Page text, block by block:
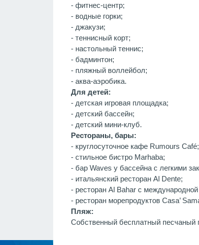
- фитнес-центр;
- водные горки;
- джакузи;
- теннисный корт;
- настольный теннис;
- бадминтон;
- пляжный воллейбол;
- аква-аэробика.
Для детей:
- детская игровая площадка;
- детский бассейн;
- детский мини-клуб.
Рестораны, бары:
- круглосуточное кафе Rumours Café;
- стильное бистро Marhaba;
- бар Waves у бассейна с легкими
- итальянский ресторан Al Dente;
- ресторан Al Bahar с
- ресторан морепродуктов Casa’
Пляж:
Собственный бесплатный песчаный